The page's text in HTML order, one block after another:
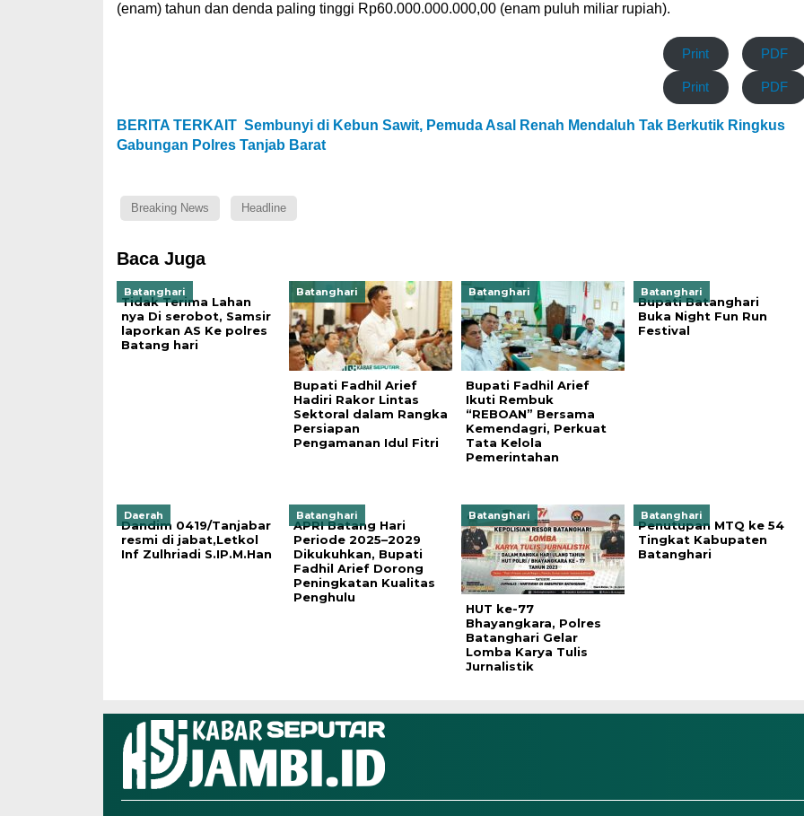
(enam) tahun dan denda paling tinggi Rp60.000.000.000,00 (enam puluh miliar rupiah).
Print PDF
Print PDF
BERITA TERKAIT Sembunyi di Kebun Sawit, Pemuda Asal Renah Mendaluh Tak Berkutik Ringkus
Gabungan Polres Tanjab Barat
Breaking News Headline
Baca Juga
Batanghari
Tidak Terima Lahan
nya Di serobot, Samsir
laporkan AS Ke polres
Batang hari
Batanghari
Bupati Fadhil Arief
Hadiri Rakor Lintas
Sektoral dalam Rangka
Persiapan
Pengamanan Idul Fitri
Batanghari
Bupati Fadhil Arief
Ikuti Rembuk
“REBOAN” Bersama
Kemendagri, Perkuat
Tata Kelola
Pemerintahan
Batanghari
Bupati Batanghari
Buka Night Fun Run
Festival
Daerah
Dandim 0419/Tanjabar
resmi di jabat,Letkol
Inf Zulhriadi S.IP.M.Han
Batanghari
APRI Batang Hari
Periode 2025–2029
Dikukuhkan, Bupati
Fadhil Arief Dorong
Peningkatan Kualitas
Penghulu
Batanghari
HUT ke-77
Bhayangkara, Polres
Batanghari Gelar
Lomba Karya Tulis
Jurnalistik
Batanghari
Penutupan MTQ ke 54
Tingkat Kabupaten
Batanghari